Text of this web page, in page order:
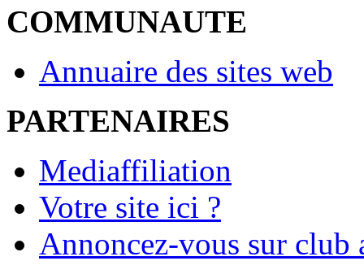
COMMUNAUTE
Annuaire des sites web
PARTENAIRES
Mediaffiliation
Votre site ici ?
Annoncez-vous sur